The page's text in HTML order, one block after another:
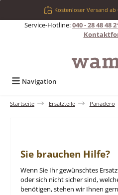
Zum Hauptinhalt springen
Kostenloser Versand
Service-Hotline:040 - 28 48 48
Navigation
Startseite Ersatzteile Panadero
Sie brauchen Hilfe?
Wenn Sie Ihr gewünschtes
oder sich nicht sicher sind,
benötigen, stehen wir Ihnen